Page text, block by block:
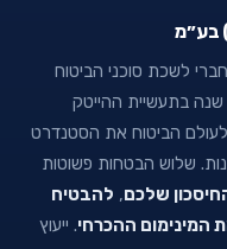
לשכת סוכני הביטוח
נוסדה ע״י זאב יופה לאחר 40+ שנה בתעשיית ההייטק
הביטוח את הסטנדרט
שלוש הבטחות פשוטות
שלכם, להבטיח
המינימום ההכרחי. ייעוץ